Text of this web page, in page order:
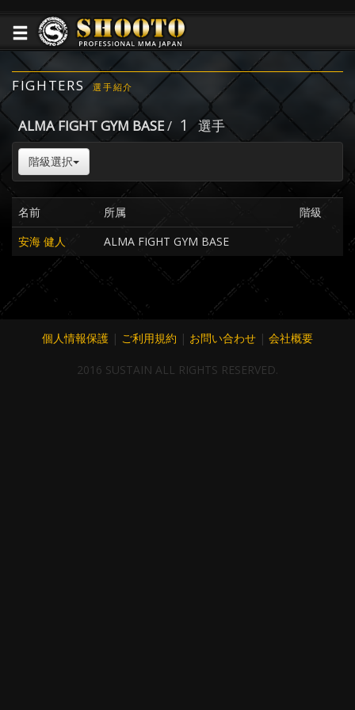
FIGHTERS 選手紹介
ALMA FIGHT GYM BASE/ 1 選手
階級選択
名前 所属
階級
安海 健人
ALMA FIGHT GYM BASE
個人情報保護 | ご利用規約 | お問い合わせ | 会社概要
2016 SUSTAIN ALL RIGHTS RESERVED.